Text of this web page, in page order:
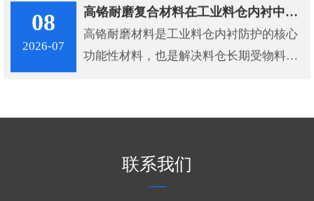
构板材，从材料、结构到工艺层面全方位
解决颚板在破碎作业中面临的磨损与冲击
难题，成为矿山、建材等领域颚板升级换
08
2026-07
高铬耐磨复合材料在工业料仓内衬中的应用价值
高铬耐磨材料是工业料仓内衬防护的核心
功能性材料，也是解决料仓长期受物料冲
解决料仓磨损难题，为工业料仓长效稳定
联系我们